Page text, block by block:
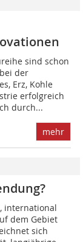
sind schon
der
Erz, Kohle
erfolgreich
durch...
mehr
international
dem Gebiet
sich